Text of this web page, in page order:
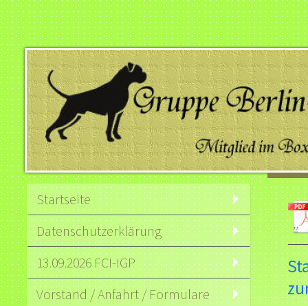
Startseite
Datenschutzerklärung
13.09.2026 FCI-IGP
Vorstand / Anfahrt / Formulare